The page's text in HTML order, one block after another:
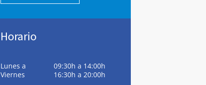
Horario
Lunes a
Viernes
09:30h a 14:00h
16:30h a 20:00h